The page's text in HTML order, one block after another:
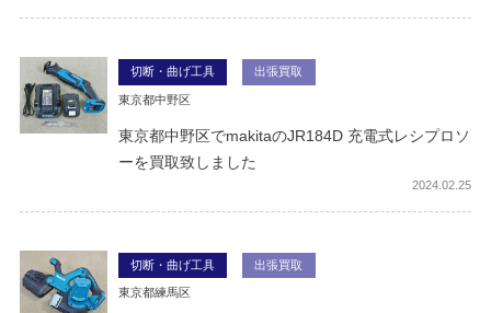
切断・曲げ工具 出張買取
東京都中野区
東京都中野区でmakitaのJR184D 充電式レシプロソ
ーを買取致しました
2024 02.25
切断・曲げ工具 出張買取
東京都練馬区